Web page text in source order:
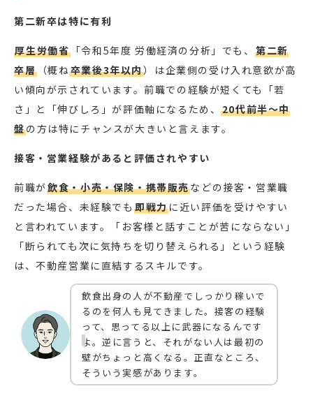
第二新卒は特に有利
厚生労働省「令和5年度 労働経済の分析」でも、 第二新
卒層（概ね卒業後3年以内）は企業側の受け入れ意欲が高
い傾向が示されています。前職での経験が短くても「若
さ」と「伸びしろ」が評価軸になるため、20代前半〜中
盤の方は特にチャンスが大きいと言えます。
接客・営業経験があると評価されやすい
前職が飲食・小売・保険・携帯販売などの接客・営業職
だった場合、未経験でも 即戦力に近い評価を受けやすい
と言われています。「お客様と話すことが苦にならない」
「断られても次に気持ちを切り替えられる」という経験
は、不動産営業に直結するスキルです。
飲食出身の人が不動産でしっかり稼いで
るのを何人も見てきました。接客の経験
って、思ってる以上に武器になるんです
よ。逆に言うと、それがない人は最初の
壁がちょっと高くなる。正直なところ、
そういう実感があります。